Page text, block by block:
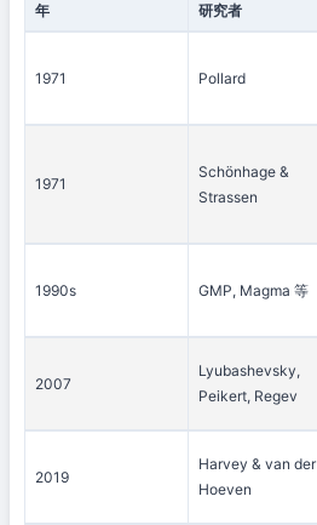
年 研究者
1971 Pollard
1971
Schönhage &
Strassen
1990s GMP, Magma 等
2007
Lyubashevsky,
Peikert, Regev
2019
Harvey & van der
Hoeven